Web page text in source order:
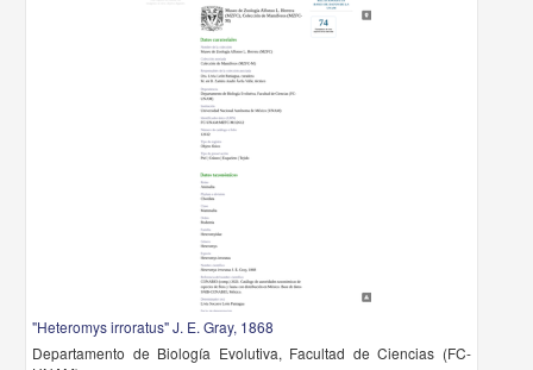
"Heteromys irroratus" J. E. Gray, 1868
Departamento de Biología Evolutiva, Facultad de Ciencias (FC-